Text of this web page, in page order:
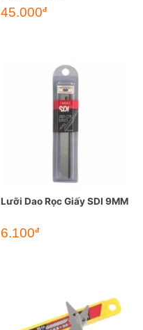
45.000đ
Lưỡi Dao Rọc Giấy SDI 9MM
6.100đ